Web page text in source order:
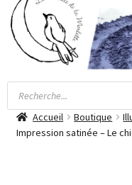
Accueil Boutique
Impression satinée – Le